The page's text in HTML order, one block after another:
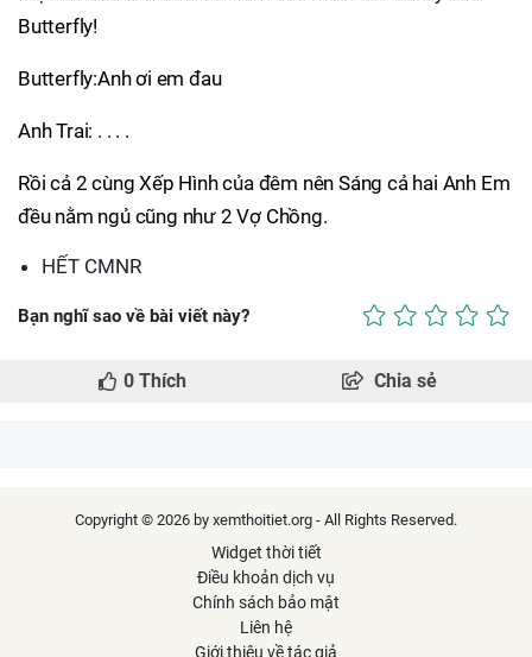
Butterfly!
Butterfly:Anh ơi em đau
Anh Trai: . . . .
Rồi cả 2 cùng Xếp Hình của đêm nên Sáng cả hai Anh Em
đều nằm ngủ cũng như 2 Vợ Chồng.
HẾT CMNR
Bạn nghĩ sao về bài viết này?
0 Thích Chia sẻ
Copyright © 2026 by xemthoitiet.org - All Rights Reserved.
Widget thời tiết
Điều khoản dịch vụ
Chính sách bảo mật
Liên hệ
Giới thiệu về tác giả